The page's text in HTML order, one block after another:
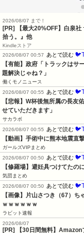
2026/08/07 まで！
[PR] 【最大20%OFF】白泉社
拾う。』他
Kindleストア
2026/08/07 00:57
あとで読む
【有能】政府「トラックはサ
題解決じゃね？」
働くモノニュース
2026/08/07 00:55
あとで読む
【悲報】W杯後無所属の長友
せていただきます」
サカラボ
2026/08/07 00:55
あとで読む
【動画】手術中に熊本地震直
ガールズVIPまとめ
2026/08/07 00:50
あとで読む
【修羅場】避妊具つけてた
気団まとめ
2026/08/07 00:50
あとで読む
【画像】片山さつき（67）
ｗｗｗｗｗｗ
ラビット速報
2026/08/07
[PR] 【30日間無料】Amazon